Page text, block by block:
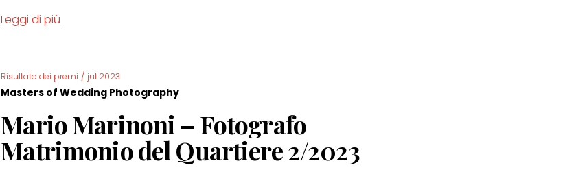
Leggi di più
Risultato dei premi / jul 2023
Masters of Wedding Photography
Mario Marinoni – Fotografo
Matrimonio del Quartiere 2/2023